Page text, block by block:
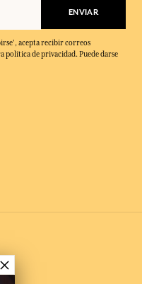
ENVIAR
acepta recibir correos
política de privacidad. Puede darse
×